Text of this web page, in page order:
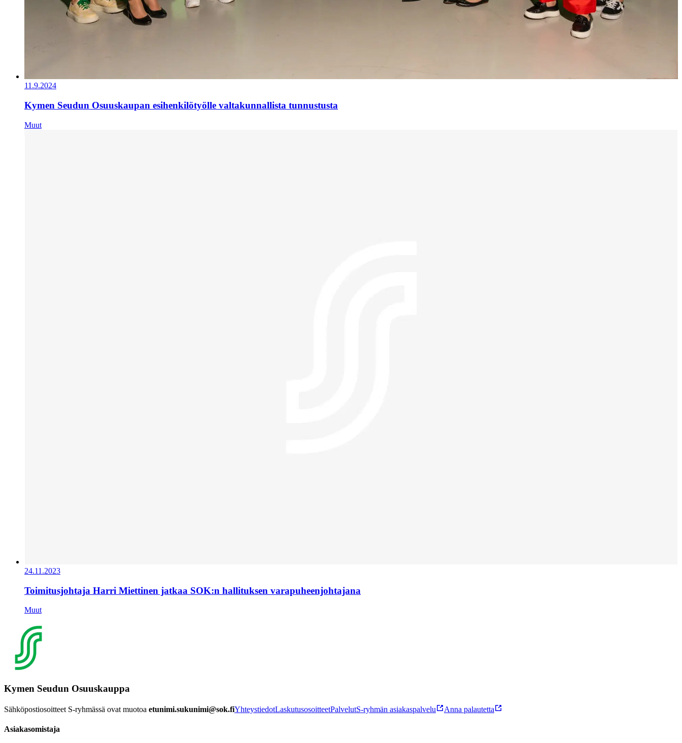
11.9.2024
Kymen Seudun Osuuskaupan esihenkilötyölle valtakunnallista tunnustusta
Muut
24.11.2023
Toimitusjohtaja Harri Miettinen jatkaa SOK:n hallituksen varapuheenjohtajana
Muut
Kymen Seudun Osuuskauppa
Sähköpostiosoitteet S-ryhmässä ovat muotoa etunimi.sukunimi@sok.fiYhteystiedotLaskutusosoitteetPalvelutS-ryhmän asiakaspalvelu Anna palautetta
Asiakasomistaja